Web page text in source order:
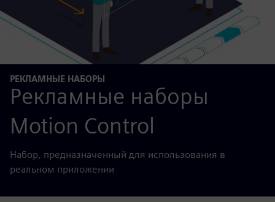
РЕКЛАМНЫЕ НАБОРЫ
Рекламные наборы
Motion Control
Набор, предназначенный для использования в
реальном приложении